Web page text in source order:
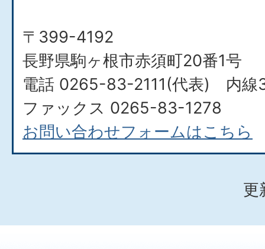
〒399-4192
長野県駒ヶ根市赤須町20番1号
電話 0265-83-2111(代表) 内線
ファックス 0265-83-1278
お問い合わせフォームはこちら
更